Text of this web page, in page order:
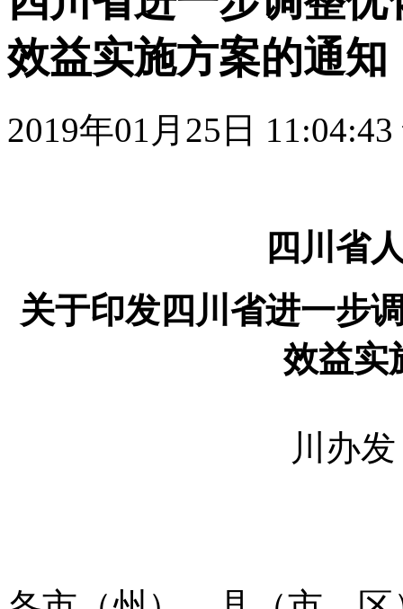
效益实施方案的通知
2019年01月25日 11:04:43
四川省
关于印发四川省进一步
效益实
川办